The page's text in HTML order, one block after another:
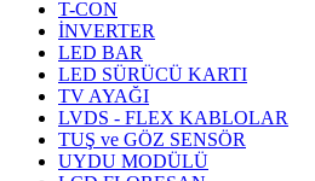
T-CON
İNVERTER
LED BAR
LED SÜRÜCÜ KARTI
TV AYAĞI
LVDS - FLEX KABLOLAR
TUŞ ve GÖZ SENSÖR
UYDU MODÜLÜ